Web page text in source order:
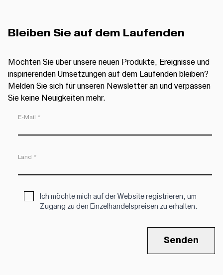
Bleiben Sie auf dem Laufenden
Möchten Sie über unsere neuen Produkte, Ereignisse und
inspirierenden Umsetzungen auf dem Laufenden bleiben?
Melden Sie sich für unseren Newsletter an und verpassen
Sie keine Neuigkeiten mehr.
E-Mail *
Land *
Ich möchte mich auf der Website registrieren, um
Zugang zu den Einzelhandelspreisen zu erhalten.
Senden